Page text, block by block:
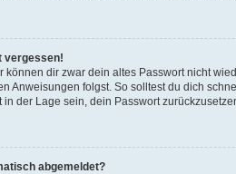
vergessen!
können dir zwar dein altes Passwort nicht
Anweisungen folgst. So solltest du dich
in der Lage sein, dein Passwort
abgemeldet?